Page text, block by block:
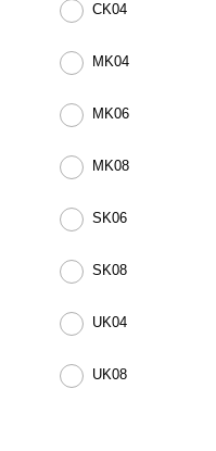
CK04
MK04
MK06
MK08
SK06
SK08
UK04
UK08